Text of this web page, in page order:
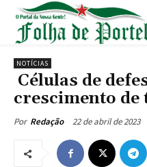
NOTÍCIAS
Células de
crescimento de
Por Redação 22 de abril de 2023